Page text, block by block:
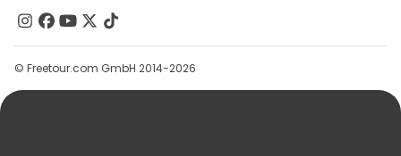
Kontakt
Gruppen
Hilfe
© Freetour.com GmbH 2014-2026